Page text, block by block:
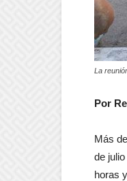
La
Por
Más
de
horas